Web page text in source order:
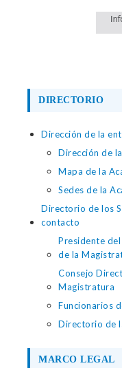
DIRECTORIO
Dirección de la
Dirección de
Mapa de la
Sedes de la
Directorio de los
contacto
Presidente
de la
Consejo
Magistratura
Funcionarios
Directorio de
MARCO LEGAL